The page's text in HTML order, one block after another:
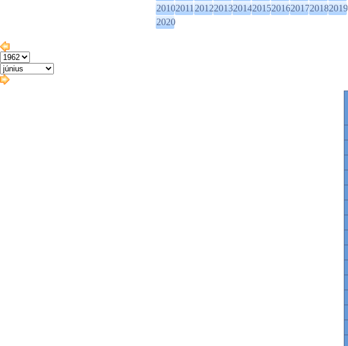
2010201120122013201420152016201720182019
2020